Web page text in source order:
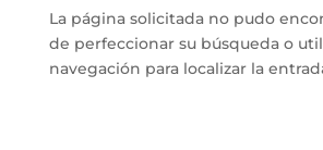
La página solicitada no pudo
de perfeccionar su búsqueda o
navegación para localizar la